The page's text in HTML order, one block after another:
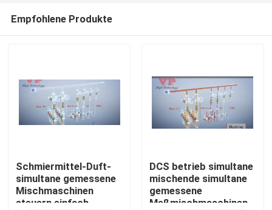
Empfohlene Produkte
Schmiermittel-Duft-
simultane gemessene
Mischmaschinen
steuern einfach
DCS betrieb simultane
mischende simultane
gemessene
Meßmischmaschinen